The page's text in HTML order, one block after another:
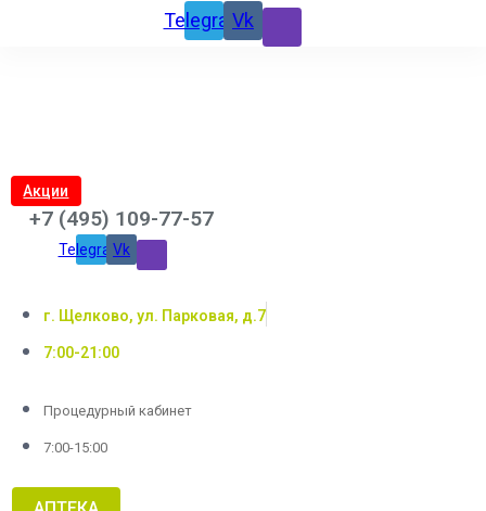
TelegramVk
Акции
+7 (495) 109-77-57
TelegramVk
г. Щелково, ул. Парковая, д.7
7:00-21:00
Процедурный кабинет
7:00-15:00